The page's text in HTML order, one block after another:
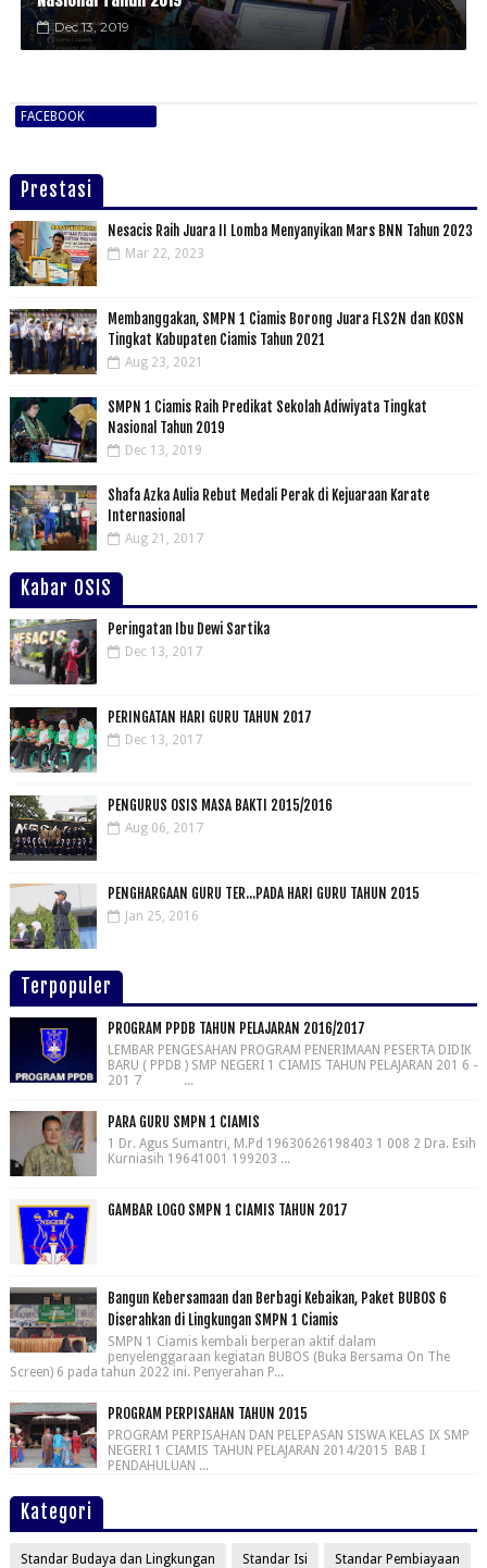
Dec 13, 2019
FACEBOOK
Prestasi
Nesacis Raih Juara II Lomba Menyanyikan Mars BNN Tahun 2023
Mar 22, 2023
Membanggakan, SMPN 1 Ciamis Borong Juara FLS2N dan KOSN
Tingkat Kabupaten Ciamis Tahun 2021
Aug 23, 2021
SMPN 1 Ciamis Raih Predikat Sekolah Adiwiyata Tingkat
Nasional Tahun 2019
Dec 13, 2019
Shafa Azka Aulia Rebut Medali Perak di Kejuaraan Karate
Internasional
Aug 21, 2017
Kabar OSIS
Peringatan Ibu Dewi Sartika
Dec 13, 2017
PERINGATAN HARI GURU TAHUN 2017
Dec 13, 2017
PENGURUS OSIS MASA BAKTI 2015/2016
Aug 06, 2017
PENGHARGAAN GURU TER...PADA HARI GURU TAHUN 2015
Jan 25, 2016
Terpopuler
PROGRAM PPDB TAHUN PELAJARAN 2016/2017
LEMBAR PENGESAHAN PROGRAM PENERIMAAN PESERTA DIDIK
BARU ( PPDB ) SMP NEGERI 1 CIAMIS TAHUN PELAJARAN 201 6 -
201 7 ...
PARA GURU SMPN 1 CIAMIS
1 Dr. Agus Sumantri, M.Pd 19630626198403 1 008 2 Dra. Esih
Kurniasih 19641001 199203 ...
GAMBAR LOGO SMPN 1 CIAMIS TAHUN 2017
Bangun Kebersamaan dan Berbagi Kebaikan, Paket BUBOS 6
Diserahkan di Lingkungan SMPN 1 Ciamis
SMPN 1 Ciamis kembali berperan aktif dalam
penyelenggaraan kegiatan BUBOS (Buka Bersama On The
Screen) 6 pada tahun 2022 ini. Penyerahan P...
PROGRAM PERPISAHAN TAHUN 2015
PROGRAM PERPISAHAN DAN PELEPASAN SISWA KELAS IX SMP
NEGERI 1 CIAMIS TAHUN PELAJARAN 2014/2015 BAB I
PENDAHULUAN ...
Kategori
Standar Budaya dan Lingkungan Standar Isi Standar Pembiayaan